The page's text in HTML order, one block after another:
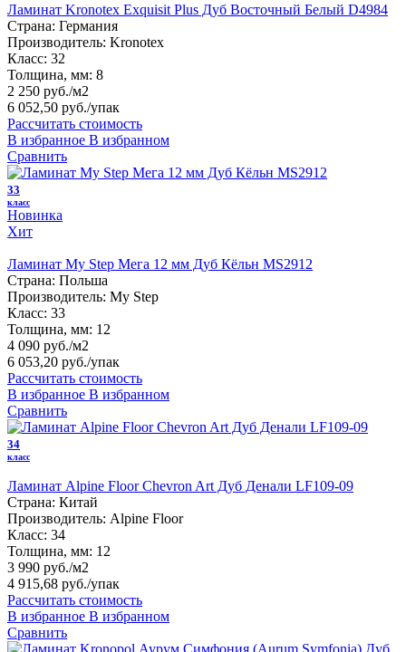
Ламинат Kronotex Exquisit Plus Дуб Восточный Белый D4984
Страна: Германия
Производитель: Kronotex
Класс: 32
Толщина, мм: 8
2 250 руб./м2
6 052,50 руб./упак
Рассчитать стоимость
В избранное В избранном
Сравнить
33
класс
Новинка
Хит
Ламинат My Step Мега 12 мм Дуб Кёльн MS2912
Страна: Польша
Производитель: My Step
Класс: 33
Толщина, мм: 12
4 090 руб./м2
6 053,20 руб./упак
Рассчитать стоимость
В избранное В избранном
Сравнить
34
класс
Ламинат Alpine Floor Chevron Art Дуб Денали LF109-09
Страна: Китай
Производитель: Alpine Floor
Класс: 34
Толщина, мм: 12
3 990 руб./м2
4 915,68 руб./упак
Рассчитать стоимость
В избранное В избранном
Сравнить